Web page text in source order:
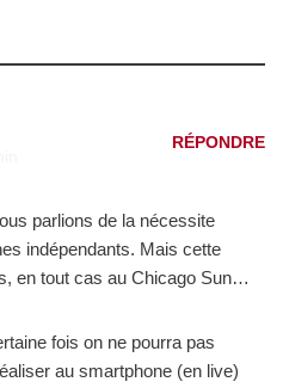
RÉPONDRE
parlions de la nécessite
indépendants. Mais cette
en tout cas au Chicago Sun…
fois on ne pourra pas
au smartphone (en live)